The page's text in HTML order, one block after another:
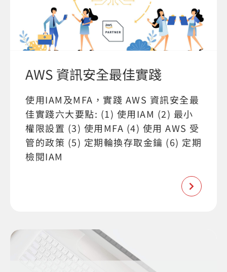
AWS 資訊安全最佳實踐
使⽤IAM及MFA，實踐 AWS 資訊安全最
佳實踐六大要點: (1) 使⽤IAM (2) 最小
權限設置 (3) 使用MFA (4) 使用 AWS 受
管的政策 (5) 定期輪換存取金鑰 (6) 定期
檢閱IAM